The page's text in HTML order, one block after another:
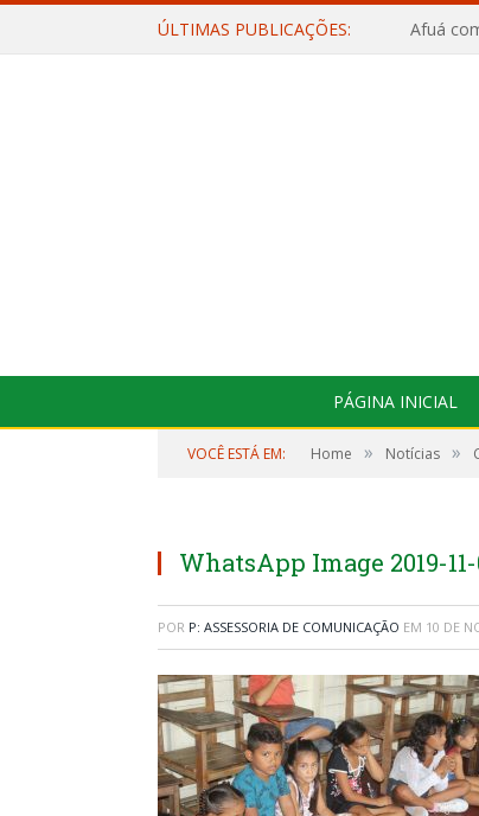
ÚLTIMAS PUBLICAÇÕES:
PÁGINA INICIAL
VOCÊ ESTÁ EM: Home » Notícias »
WhatsApp Image 2019-11-
POR P: ASSESSORIA DE COMUNICAÇÃO EM 10 DE